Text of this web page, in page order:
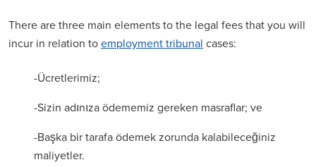
There are three main elements to the legal fees that you will
incur in relation toemployment tribunal cases:
-Ücretlerimiz;
-Sizin adınıza ödememiz gereken masraflar; ve
-Başka bir tarafa ödemek zorunda kalabileceğiniz
maliyetler.